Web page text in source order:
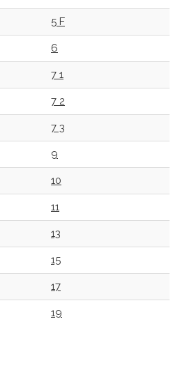
5 F
6
7 1
7 2
7 3
9
10
11
13
15
17
19